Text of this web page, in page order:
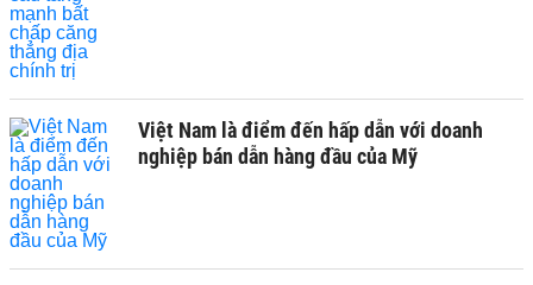
Việt Nam là điểm đến hấp dẫn với doanh
nghiệp bán dẫn hàng đầu của Mỹ